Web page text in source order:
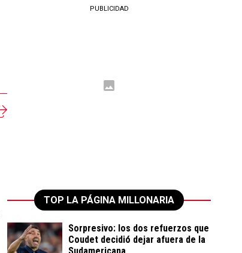
PUBLICIDAD
TOP LA PÁGINA MILLONARIA
Sorpresivo: los dos refuerzos que
Coudet decidió dejar afuera de la